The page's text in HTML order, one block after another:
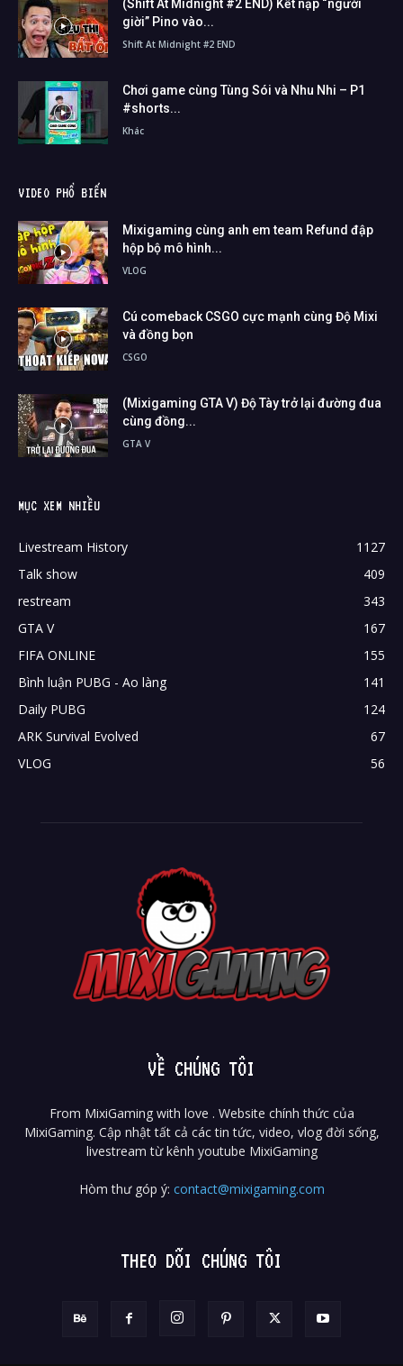
(Shift At Midnight #2 END) Kết nạp “người
giời” Pino vào...
Shift At Midnight #2 END
Chơi game cùng Tùng Sói và Nhu Nhi – P1
#shorts...
Khác
VIDEO PHỔ BIẾN
Mixigaming cùng anh em team Refund đập
hộp bộ mô hình...
VLOG
Cú comeback CSGO cực mạnh cùng Độ Mixi
và đồng bọn
CSGO
(Mixigaming GTA V) Độ Tày trở lại đường đua
cùng đồng...
GTA V
MỤC XEM NHIỀU
Livestream History
1127
Talk show
409
restream
343
GTA V
167
FIFA ONLINE
155
Bình luận PUBG - Ao làng
141
Daily PUBG
124
ARK Survival Evolved
67
VLOG
56
VỀ CHÚNG TÔI
From MixiGaming with love . Website chính thức của
MixiGaming. Cập nhật tất cả các tin tức, video, vlog đời sống,
livestream từ kênh youtube MixiGaming
Hòm thư góp ý: contact@mixigaming.com
THEO DÕI CHÚNG TÔI